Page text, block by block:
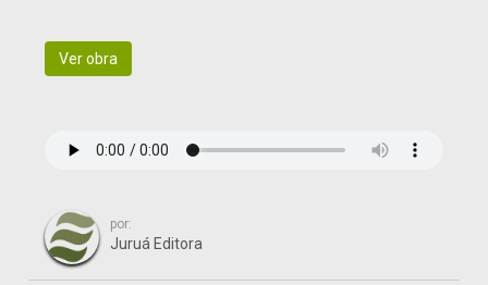
Ver obra
por:
Juruá Editora